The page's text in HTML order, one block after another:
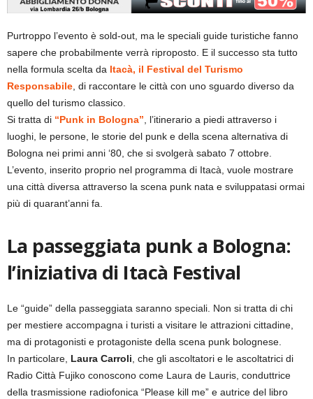
Purtroppo l’evento è sold-out, ma le speciali guide turistiche fanno
sapere che probabilmente verrà riproposto. E il successo sta tutto
nella formula scelta da Itacà, il Festival del Turismo
Responsabile, di raccontare le città con uno sguardo diverso da
quello del turismo classico.
Si tratta di “Punk in Bologna”, l’itinerario a piedi attraverso i
luoghi, le persone, le storie del punk e della scena alternativa di
Bologna nei primi anni ‘80, che si svolgerà sabato 7 ottobre.
L’evento, inserito proprio nel programma di Itacà, vuole mostrare
una città diversa attraverso la scena punk nata e sviluppatasi ormai
più di quarant’anni fa.
La passeggiata punk a Bologna:
l’iniziativa di Itacà Festival
Le “guide” della passeggiata saranno speciali. Non si tratta di chi
per mestiere accompagna i turisti a visitare le attrazioni cittadine,
ma di protagonisti e protagoniste della scena punk bolognese.
In particolare, Laura Carroli, che gli ascoltatori e le ascoltatrici di
Radio Città Fujiko conoscono come Laura de Lauris, conduttrice
della trasmissione radiofonica “Please kill me” e autrice del libro